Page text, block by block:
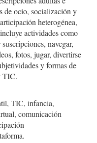
de ocio, socialización y
heterogénea,
actividades como
navegar,
fotos, jugar, divertirse
y formas de
TIC.
TIC, infancia,
comunicación